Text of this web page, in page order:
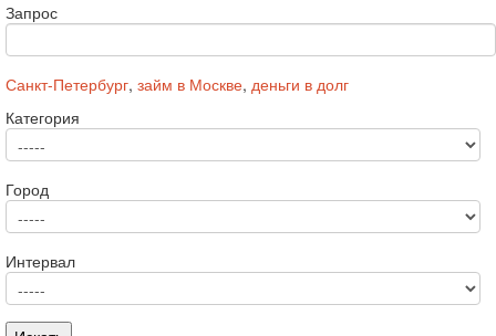
Запрос
Санкт-Петербург, займ в Москве, деньги в долг
Категория
Город
Интервал